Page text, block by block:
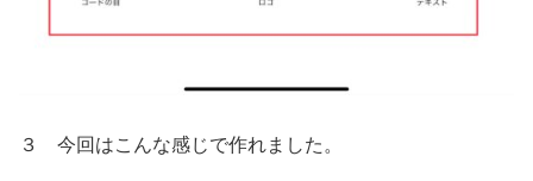
３ 今回はこんな感じで作れました。